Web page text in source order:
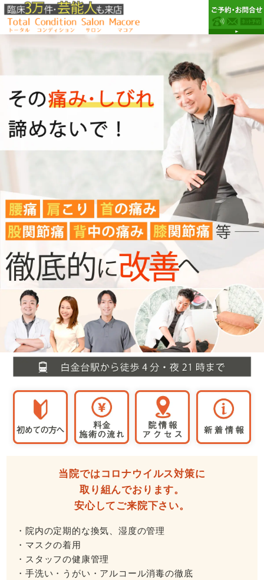
Skip
to
primary
navigation
Skip
to
main
content
Skip
to
primary
sidebar
白
金
台
体
院
な
Total
Condition
Salon
白金台駅から徒歩4分で腰・
膝・首肩・股関節・頭痛が
得意な整体院
当院ではコロナウイルス対策に
取り組んでおります。
安心してご来院下さい。
・院内の定期的な換気、湿度の管理
・マスクの着用
・スタッフの健康管理
・手洗い・うがい・アルコール消毒の徹底